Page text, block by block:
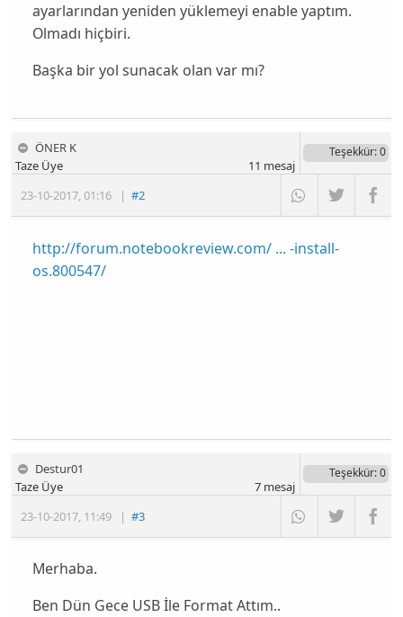
ayarlarından yeniden yüklemeyi enable yaptım.
Olmadı hiçbiri.
Başka bir yol sunacak olan var mı?
ÖNER K
23-10-2017,01:16 |#2
Taze Üye
Teşekkür: 0
11 mesaj
http://forum.notebookreview.com/ ... -install-
os.800547/
Destur01
23-10-2017, 11:49 |#3
Taze Üye
Teşekkür: 0
7mesaj
Merhaba.
Ben Dün Gece USB İle Format Attım..